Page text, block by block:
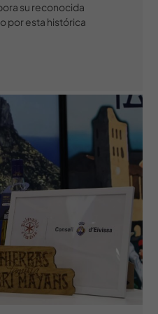
su reconocida
por esta histórica